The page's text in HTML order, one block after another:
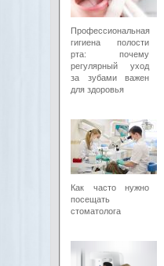
Профессиональная
гигиена полости
рта: почему
регулярный уход
за зубами важен
для здоровья
Как часто нужно
посещать
стоматолога